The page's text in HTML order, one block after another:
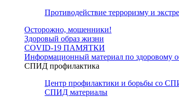
Противодействие терроризму и
Осторожно, мошенники!
Здоровый образ жизни
COVID-19 ПАМЯТКИ
Информационный материал по здоровому
СПИД профилактика
Центр профилактики и борьбы со
СПИД материалы